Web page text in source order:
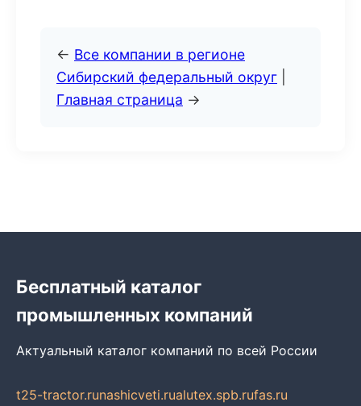
← Все компании в регионе
Сибирский федеральный округ
Главная страница →
Бесплатный каталог
промышленных компаний
Актуальный каталог компаний по всей России
t25-tractor.runashicveti.rualutex.spb.rufas.ru